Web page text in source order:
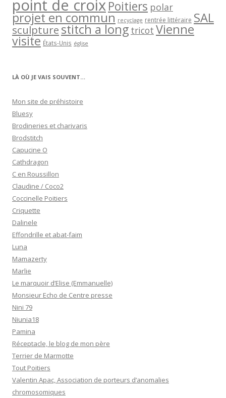
point de croixPoitiers polar
projet en commun recyclage rentrée littéraire SAL
sculpturestitch a long tricot Vienne
visite États-Unis église
LÀ OÙ JE VAIS SOUVENT…
Mon site de préhistoire
Bluesy
Brodineries et charivaris
Brodstitch
Capucine O
Cathdragon
C en Roussillon
Claudine / Coco2
Coccinelle Poitiers
Criquette
Dalinele
Effondrille et abat-faim
Luna
Mamazerty
Marlie
Le marquoir d’Elise (Emmanuelle)
Monsieur Echo de Centre presse
Nini 79
Niunia18
Pamina
Réceptacle, le blog de mon père
Terrier de Marmotte
Tout Poitiers
Valentin Apac, Association de porteurs d’anomalies
chromosomiques